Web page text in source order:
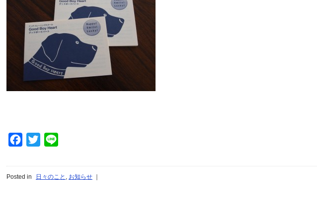
Facebook
Twitter
Posted in 日々のこと , お知らせ